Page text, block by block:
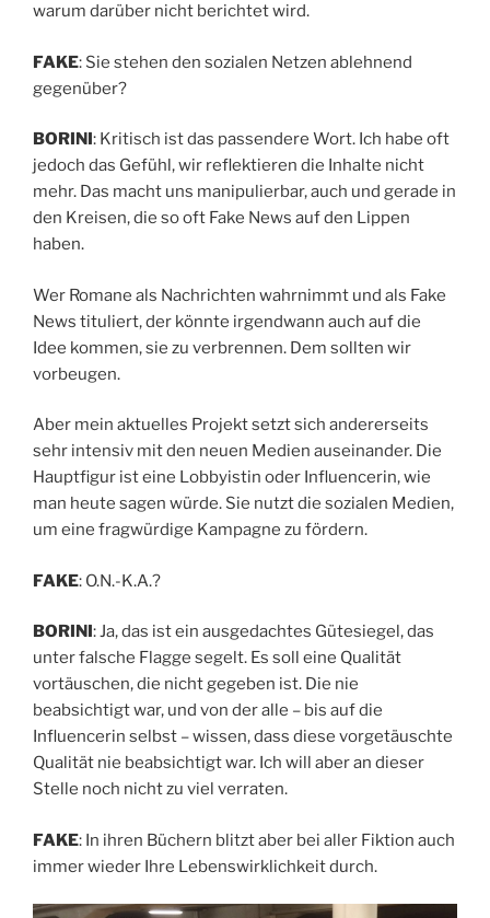
warum darüber nicht berichtet wird.
FAKE: Sie stehen den sozialen Netzen ablehnend
gegenüber?
BORINI: Kritisch ist das passendere Wort. Ich habe oft
jedoch das Gefühl, wir reflektieren die Inhalte nicht
mehr. Das macht uns manipulierbar, auch und gerade in
den Kreisen, die so oft Fake News auf den Lippen
haben.
Wer Romane als Nachrichten wahrnimmt und als Fake
News tituliert, der könnte irgendwann auch auf die
Idee kommen, sie zu verbrennen. Dem sollten wir
vorbeugen.
Aber mein aktuelles Projekt setzt sich andererseits
sehr intensiv mit den neuen Medien auseinander. Die
Hauptfigur ist eine Lobbyistin oder Influencerin, wie
man heute sagen würde. Sie nutzt die sozialen Medien,
um eine fragwürdige Kampagne zu fördern.
FAKE: O.N.-K.A.?
BORINI: Ja, das ist ein ausgedachtes Gütesiegel, das
unter falsche Flagge segelt. Es soll eine Qualität
vortäuschen, die nicht gegeben ist. Die nie
beabsichtigt war, und von der alle – bis auf die
Influencerin selbst – wissen, dass diese vorgetäuschte
Qualität nie beabsichtigt war. Ich will aber an dieser
Stelle noch nicht zu viel verraten.
FAKE: In ihren Büchern blitzt aber bei aller Fiktion auch
immer wieder Ihre Lebenswirklichkeit durch.